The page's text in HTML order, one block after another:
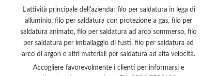
L'attività principale dell'azienda: filo per saldatura in lega di
alluminio, filo per saldatura con protezione a gas, filo per
saldatura animato, filo per saldatura ad arco sommerso, filo
per saldatura per imballaggio di fusti, filo per saldatura ad
arco di argon e altri materiali per saldatura ad alta velocità.
Accogliere favorevolmente i clienti per informarsi e